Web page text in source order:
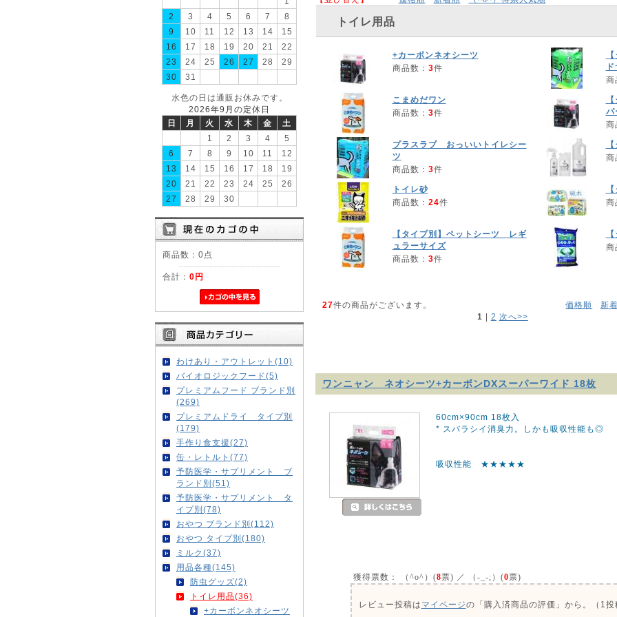
2
3 4 5 6 7
8
9
10 11 12 13 14
15
16
17 18 19 20 21
22
23
24 25 26 27 28
29
30
31
水色の日は通販お休みです。
2026年9月の定休日
日
月 火 水 木 金
土
1
2 3 4
5
6
7 8 9 10 11
12
13
14 15 16 17 18
19
20
21 22 23 24 25
26
27
28 29 30
商品数：0点
合計： 0円
わけあり・アウトレット(10)
バイオロジックフード(5)
プレミアムフード ブランド別
(269)
プレミアムドライ タイプ別
(179)
手作り食支援(27)
缶・レトルト(77)
予防医学・サプリメント ブ
ランド別(51)
予防医学・サプリメント タ
イプ別(78)
おやつ ブランド別(112)
おやつ タイプ別(180)
ミルク(37)
用品各種(145)
防虫グッズ(2)
トイレ用品(36)
+カーボンネオシーツ
トイレ用品
+カーボンネオシーツ
商品数： 3件
商
こまめだワン
商品数： 3件
パ
商
プラスラブ おっいいトイレシー
ツ
商品数： 3件
商
トイレ砂
商品数： 24件
商
【タイプ別】ペットシーツ レギ
ュラーサイズ
商品数： 3件
商
27件の商品がございます。
1 | 2 次へ>>
価格順 新
ワンニャン ネオシーツ+カーボンDXスーパーワイド 18枚
60cm×90cm 18枚入
* スバラシイ消臭力。しかも吸収性能も◎
吸収性能 ★★★★★
獲得票数： （^o^）(8票) ／ （-_-;）(0票)
レビュー投稿は マイページの「購入済商品の評価」から。（1投